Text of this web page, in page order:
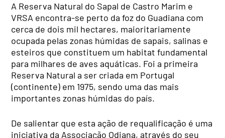
A Reserva Natural do Sapal de Castro Marim e
VRSA encontra-se perto da foz do Guadiana com
cerca de dois mil hectares, maioritariamente
ocupada pelas zonas húmidas de sapais, salinas e
esteiros que constituem um habitat fundamental
para milhares de aves aquáticas. Foi a primeira
Reserva Natural a ser criada em Portugal
(continente) em 1975, sendo uma das mais
importantes zonas húmidas do país.
De salientar que esta ação de requalificação é uma
iniciativa da Associação Odiana, através do seu